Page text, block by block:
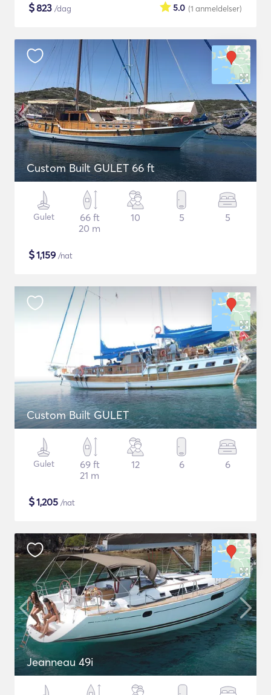
$823 /dag (1 anmeldelser)
5.0
Custom Built GULET 66 ft
Gulet
66 ft
20 m
10 5 5
$1,159 /nat
Custom Built GULET
Gulet
69 ft
21 m
12 6 6
$1,205 /nat
Jeanneau 49i